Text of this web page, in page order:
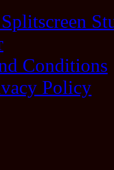
Conditions
Policy